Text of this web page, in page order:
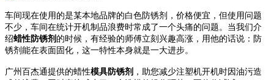
车间现在使用的是某本地品牌的白色防锈剂，价格便宜，但使用问题
不少，车间在统计开机制品浪费时常成了一个头痛的问题。当我们介
绍蜡性防锈剂 的时候，有经验的师傅立刻兴趣高涨，用他的话说：防
锈剂能在表面固化，这一特性本身就是一大进步。
广州百杰通提供的蜡性模具防锈剂 ，助您减少注塑机开机时因油污造